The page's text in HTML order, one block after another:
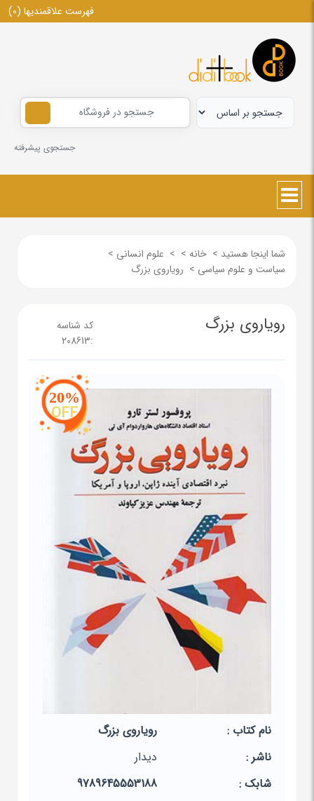
فهرست علاقمندیها (0)
جستجوی پیشرفته
شما اینجا هستید > خانه >
> علوم انسانی >
سیاست و علوم سیاسی > رویاروی بزرگ
رویاروی بزرگ
کد شناسه
:
208613
20%
OFF
نام کتاب :
رویاروی بزرگ
ناشر :
دیدار
شابک :
9789645553188